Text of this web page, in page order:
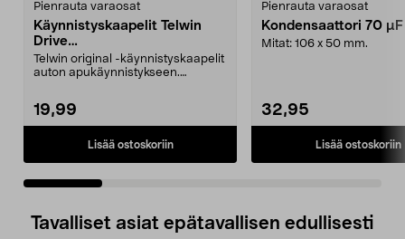
Pienrauta varaosat
Käynnistyskaapelit Telwin
Drive
Mini/9000/13000/1250/150
0/1750, EC5
Telwin original -käynnistyskaapelit
auton apukäynnistykseen.
19,99
Lisää ostoskoriin
Pienrauta varaosat
Kondensaattori 70
Mitat: 106 x 50 mm.
32,95
Lisää ostoskoriin
Tavalliset asiat epätavallisen edullisesti